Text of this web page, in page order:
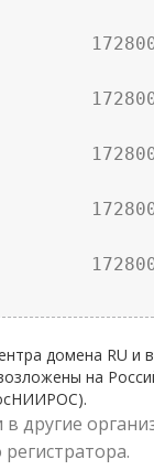
домена RU и
на
другие